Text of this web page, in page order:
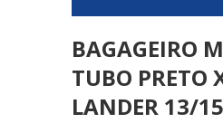
BAGAGEIRO
TUBO PRETO
LANDER 13/15